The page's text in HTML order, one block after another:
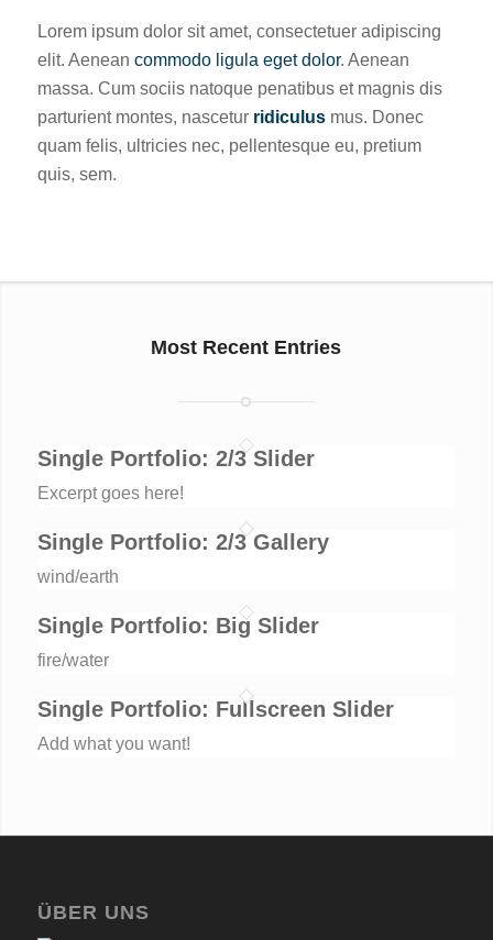
Lorem ipsum dolor sit amet, consectetuer adipiscing
elit. Aenean commodo ligula eget dolor. Aenean
massa. Cum sociis natoque penatibus et magnis dis
parturient montes, nascetur ridiculusmus. Donec
quam felis, ultricies nec, pellentesque eu, pretium
quis, sem.
Most Recent Entries
Single Portfolio: 2/3 Slider
Excerpt goes here!
Single Portfolio: 2/3 Gallery
wind/earth
Single Portfolio: Big Slider
fire/water
Single Portfolio: Fullscreen Slider
Add what you want!
ÜBER UNS